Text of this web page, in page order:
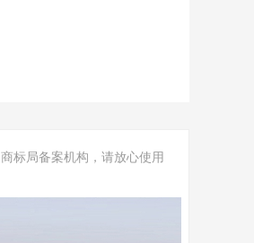
商标局备案机构，请放心使用